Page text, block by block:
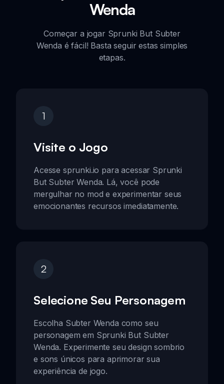
Wenda
Começar a jogar Sprunki But Subter
Wenda é fácil! Basta seguir estas simples
etapas.
1
Visite o Jogo
Acesse sprunki.io para acessar Sprunki
But Subter Wenda. Lá, você pode
mergulhar no mod e experimentar seus
emocionantes recursos imediatamente.
2
Selecione Seu Personagem
Escolha Subter Wenda como seu
personagem em Sprunki But Subter
Wenda. Experimente seu design sombrio
e sons únicos para aprimorar sua
experiência de jogo.